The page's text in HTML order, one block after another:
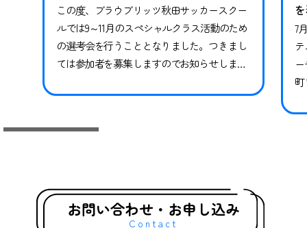
この度、ブラウブリッツ秋田サッカースクー
ルでは9～11月のスペシャルクラス活動のため
の選考会を行うこととなりました。つきまし
ては参加者を募集しますのでお知らせしま
継続ではありませんので、必ずお申し込みな
参加いただけなかった場合、対象期間のトレ
7
っ
お問い合わせ・お申し込み
Contact